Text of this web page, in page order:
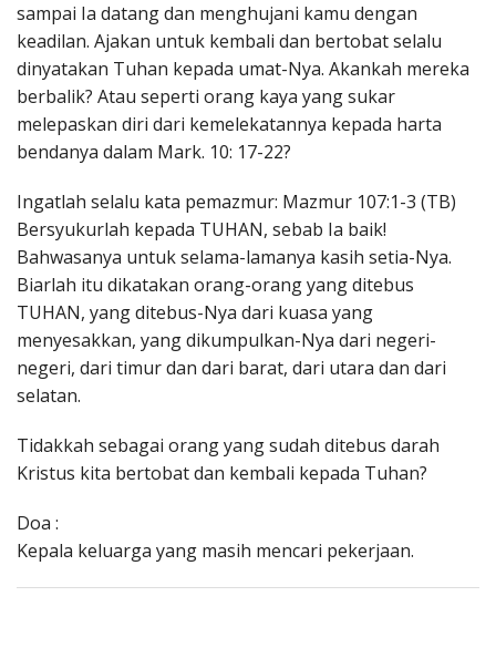
sampai Ia datang dan menghujani kamu dengan
keadilan. Ajakan untuk kembali dan bertobat selalu
dinyatakan Tuhan kepada umat-Nya. Akankah mereka
berbalik? Atau seperti orang kaya yang sukar
melepaskan diri dari kemelekatannya kepada harta
bendanya dalam Mark. 10: 17-22?
Ingatlah selalu kata pemazmur: Mazmur 107:1-3 (TB)
Bersyukurlah kepada TUHAN, sebab Ia baik!
Bahwasanya untuk selama-lamanya kasih setia-Nya.
Biarlah itu dikatakan orang-orang yang ditebus
TUHAN, yang ditebus-Nya dari kuasa yang
menyesakkan, yang dikumpulkan-Nya dari negeri-
negeri, dari timur dan dari barat, dari utara dan dari
selatan.
Tidakkah sebagai orang yang sudah ditebus darah
Kristus kita bertobat dan kembali kepada Tuhan?
Doa :
Kepala keluarga yang masih mencari pekerjaan.